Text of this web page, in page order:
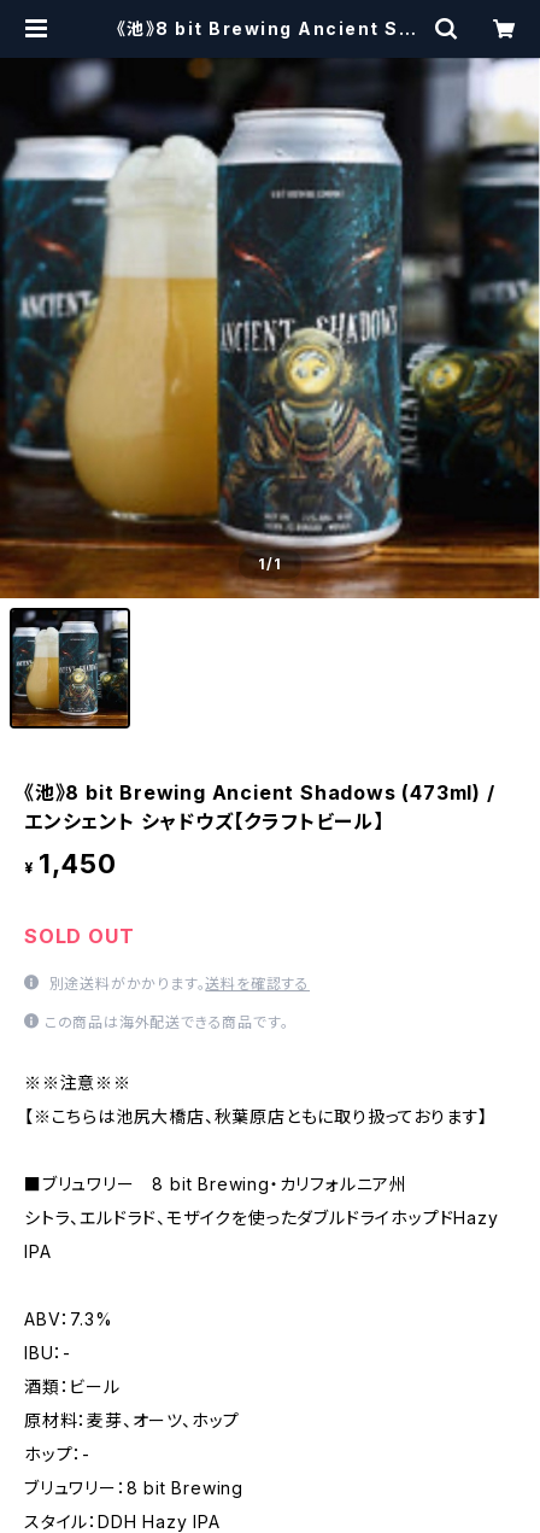
《池》8 bit Brewing Ancient Sha
ドウズ【クラフトビール】 | craftbee
1/1
《池》8 bit Brewing Ancient Shadows (473ml) /
エンシェント シャドウズ【クラフトビール】
¥ 1,450
SOLD OUT
別途送料がかかります。送料を確認する
この商品は海外配送できる商品です。
※※注意※※
【※こちらは池尻大橋店、秋葉原店ともに取り扱っております】
■ブリュワリー 8 bit Brewing・カリフォルニア州
シトラ、エルドラド、モザイクを使ったダブルドライホップドHazy
IPA
ABV：7.3%
IBU：-
酒類：ビール
原材料：麦芽、オーツ、ホップ
ホップ：-
ブリュワリー：8 bit Brewing
スタイル：DDH Hazy IPA